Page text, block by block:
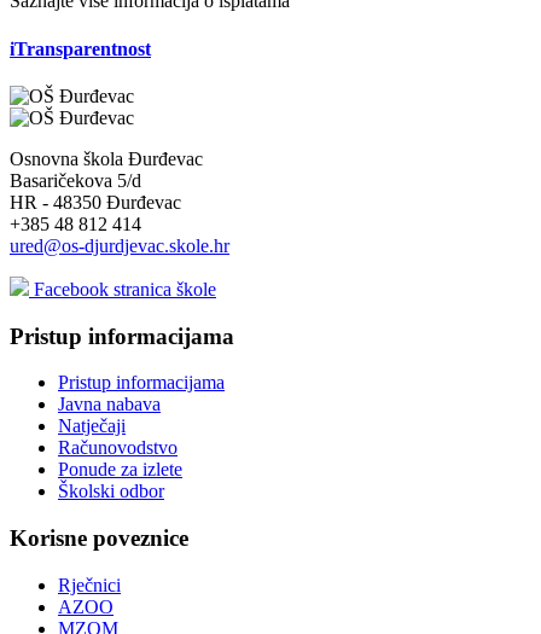
iTransparentnost
Osnovna škola Đurđevac
Basaričekova 5/d
HR - 48350 Đurđevac
+385 48 812 414
ured@os-djurdjevac.skole.hr
Facebook stranica škole
Pristup informacijama
Pristup informacijama
Javna nabava
Natječaji
Računovodstvo
Ponude za izlete
Školski odbor
Korisne poveznice
Rječnici
AZOO
MZOM